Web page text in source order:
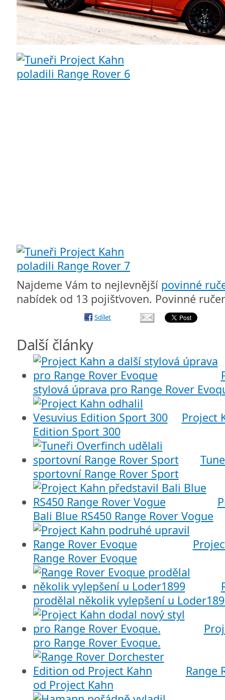
Najdeme Vám to nejlevnější povinné
nabídek od 13 pojišťvoven. Povinné
Sdílet
Další články
stylová úprava pro Range Rover
Project
Edition Sport 300
sportovní Range Rover Sport
Bali Blue RS450 Range Rover Vogue
Range Rover Evoque
prodělal několik vylepšení u
pro Range Rover Evoque.
Range
od Project Kahn